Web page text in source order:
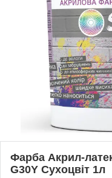
Фарба Акрил-
G30Y Сухоцвіт 1л